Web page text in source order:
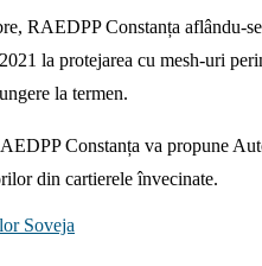
RAEDPP Constanța aflându-
la protejarea cu mesh-uri
la termen.
Constanța va propune
din cartierele învecinate.
Soveja